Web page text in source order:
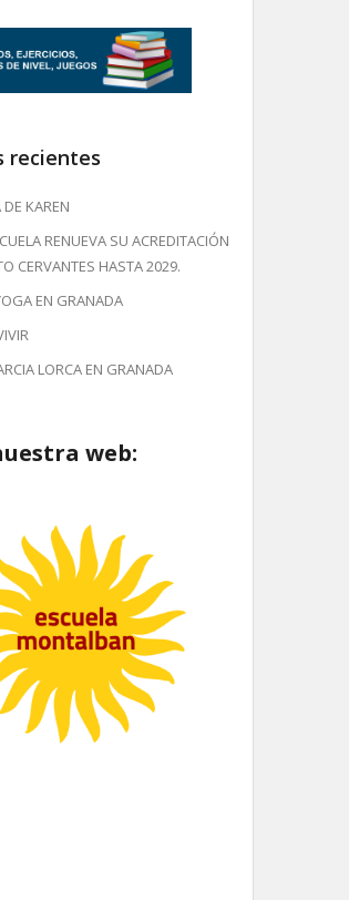
recientes
KAREN
RENUEVA SU ACREDITACIÓN
CERVANTES HASTA 2029.
EN GRANADA
LORCA EN GRANADA
web: